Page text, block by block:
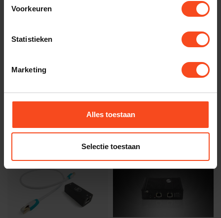
Voorkeuren
Statistieken
Marketing
Alles toestaan
Selectie toestaan
M1T V2 4GB
€6.995,00
Niet op voorraad